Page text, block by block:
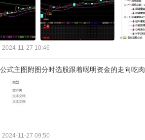
2024-11-27 10:46
式主图附图分时选股跟着聪明资金的走向吃肉
2024-11-27 09:50